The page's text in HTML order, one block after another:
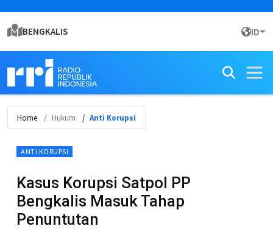
BENGKALIS ID
Home Hukum Anti Korupsi
ANTI KORUPSI
Kasus Korupsi Satpol PP
Bengkalis Masuk Tahap
Penuntutan